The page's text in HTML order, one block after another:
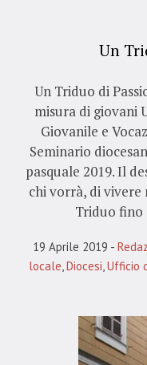
Un
Un Triduo di
misura di giovani
Giovanile e
Seminario
pasquale 2019. Il
chi vorrà, di
Triduo fino
19 Aprile 2019
locale,Diocesi,Ufficio